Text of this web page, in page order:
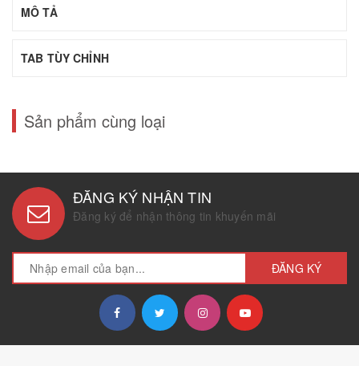
MÔ TẢ
TAB TÙY CHỈNH
Sản phẩm cùng loại
ĐĂNG KÝ NHẬN TIN
Đăng ký để nhận thông tin khuyến mãi
ĐĂNG KÝ